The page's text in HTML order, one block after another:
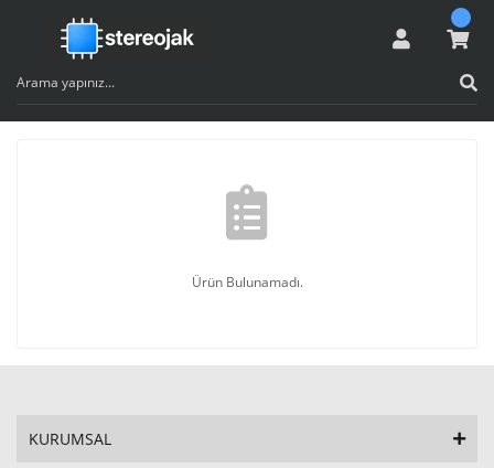
Ürün Bulunamadı.
KURUMSAL